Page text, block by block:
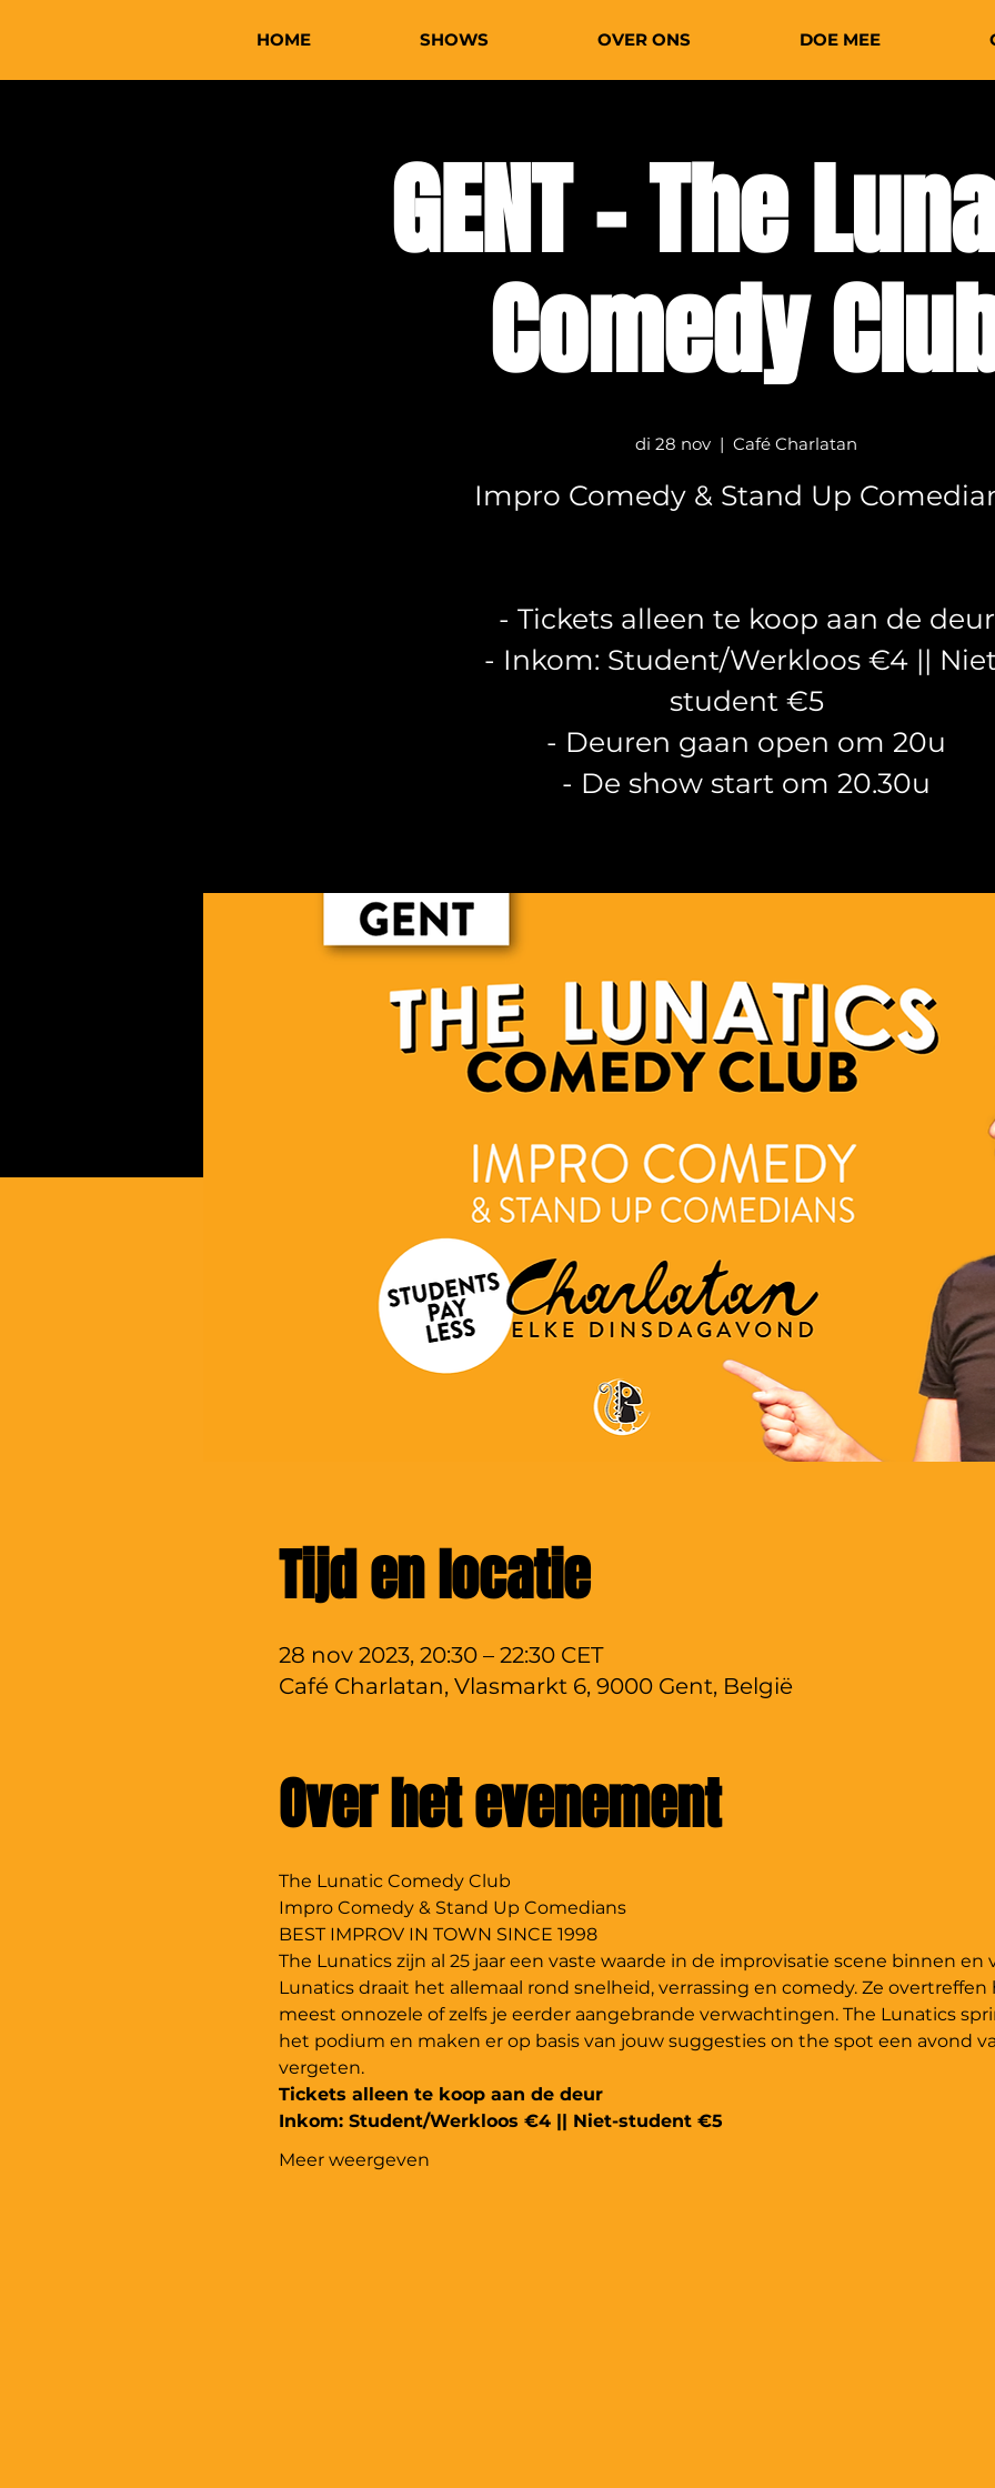
HOME SHOWS OVER ONS DOE MEE
GENT - The
Comedy
di 28 nov
  |
Café Charlatan
Impro Comedy & Stand Up
- Tickets alleen te koop aan de deur
- Inkom: Student/Werkloos €4 ||
student €5
- Deuren gaan open om 20u
- De show start om 20.30u
Tijd en locatie
28 nov 2023, 20:30 – 22:30 CET
Café Charlatan, Vlasmarkt 6, 9000 Gent, België
Over het evenement
The Lunatic Comedy Club
Impro Comedy & Stand Up Comedians
BEST IMPROV IN TOWN SINCE 1998
The Lunatics zijn al 25 jaar een vaste waarde in de improvisatie scene binnen
Lunatics draait het allemaal rond snelheid, verrassing en comedy. Ze
meest onnozele of zelfs je eerder aangebrande verwachtingen. The Lunatics
het podium en maken er op basis van jouw suggesties on the spot een avond
vergeten.
Tickets alleen te koop aan de deur
Inkom: Student/Werkloos €4 || Niet-student €5
Meer weergeven